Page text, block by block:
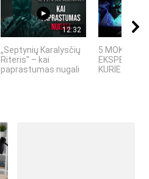
12:32
„Septynių Karalysčių
Riteris" – kai
paprastumas nugali
5 MOKSLINIAI
KURIE